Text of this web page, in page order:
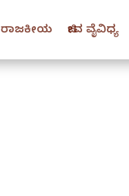
ರಾಜಕೀಯ ಜೀವ ವೈವಿಧ್ಯ